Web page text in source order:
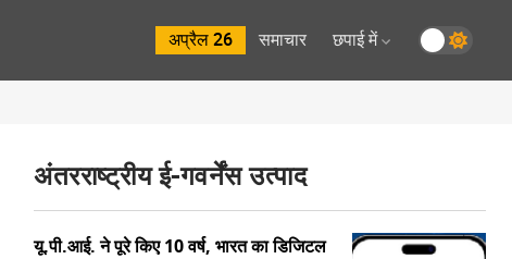
अप्रैल 26 समाचार छपाई में
अंतरराष्ट्रीय ई-गवर्नेंस उत्पाद
यू.पी.आई. ने पूरे किए 10 वर्ष, भारत का डिजिटल